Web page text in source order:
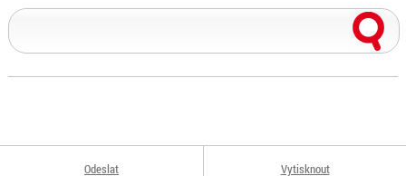
Odeslat Vytisknout